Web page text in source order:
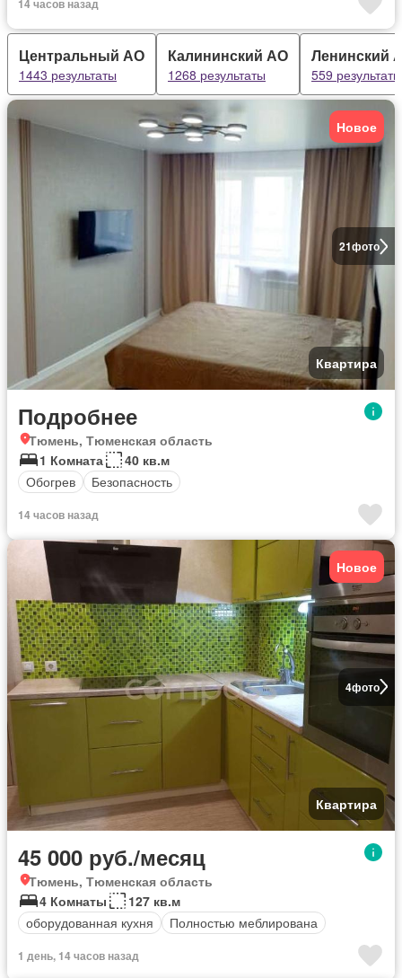
14 часов назад
Центральный АО
1443 результаты
Калининский АО
1268 результаты
Ленинский
559 результаты
21фото
Новое
Квартира
Подробнее
Тюмень, Тюменская область
1 Комната
40 кв.м
Обогрев
Безопасность
14 часов назад
4фото
Новое
Квартира
45 000 руб./месяц
Тюмень, Тюменская область
4 Комнаты
127 кв.м
оборудованная кухня
Полностью меблирована
1 день, 14 часов назад